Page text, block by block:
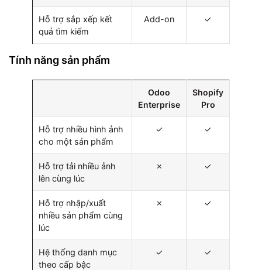
Hỗ trợ sắp xếp kết
quả tìm kiếm
Add-on ✓
Tính năng sản phẩm
Odoo
Enterprise
Shopify
Pro
Hỗ trợ nhiều hình ảnh
cho một sản phẩm
✓ ✓
Hỗ trợ tải nhiều ảnh
lên cùng lúc
✗ ✓
Hỗ trợ nhập/xuất
nhiều sản phẩm cùng
lúc
✗ ✓
Hệ thống danh mục
theo cấp bậc
✓ ✓